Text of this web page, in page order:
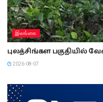
இலங்கை
புலத்சிங்கள பகுதியில்
2026-08-07